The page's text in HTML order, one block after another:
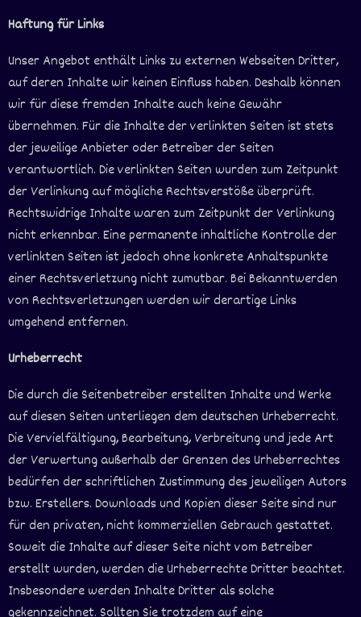
Haftung für Links
Unser Angebot enthält Links zu externen Webseiten Dritter,
auf deren Inhalte wir keinen Einfluss haben. Deshalb können
wir für diese fremden Inhalte auch keine Gewähr
übernehmen. Für die Inhalte der verlinkten Seiten ist stets
der jeweilige Anbieter oder Betreiber der Seiten
verantwortlich. Die verlinkten Seiten wurden zum Zeitpunkt
der Verlinkung auf mögliche Rechtsverstöße überprüft.
Rechtswidrige Inhalte waren zum Zeitpunkt der Verlinkung
nicht erkennbar. Eine permanente inhaltliche Kontrolle der
verlinkten Seiten ist jedoch ohne konkrete Anhaltspunkte
einer Rechtsverletzung nicht zumutbar. Bei Bekanntwerden
von Rechtsverletzungen werden wir derartige Links
umgehend entfernen.
Urheberrecht
Die durch die Seitenbetreiber erstellten Inhalte und Werke
auf diesen Seiten unterliegen dem deutschen Urheberrecht.
Die Vervielfältigung, Bearbeitung, Verbreitung und jede Art
der Verwertung außerhalb der Grenzen des Urheberrechtes
bedürfen der schriftlichen Zustimmung des jeweiligen Autors
bzw. Erstellers. Downloads und Kopien dieser Seite sind nur
für den privaten, nicht kommerziellen Gebrauch gestattet.
Soweit die Inhalte auf dieser Seite nicht vom Betreiber
erstellt wurden, werden die Urheberrechte Dritter beachtet.
Insbesondere werden Inhalte Dritter als solche